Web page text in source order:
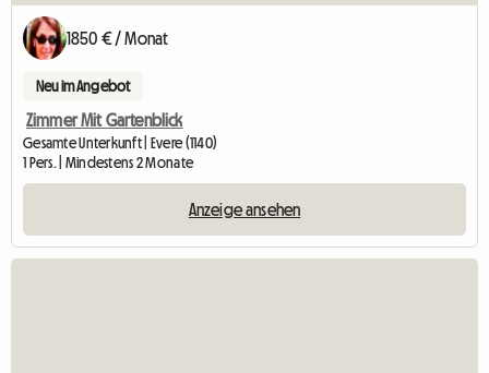
1850 € / Monat
Neu im Angebot
Zimmer Mit Gartenblick
Gesamte Unterkunft | Evere (1140)
1 Pers. | Mindestens 2 Monate
Anzeige ansehen